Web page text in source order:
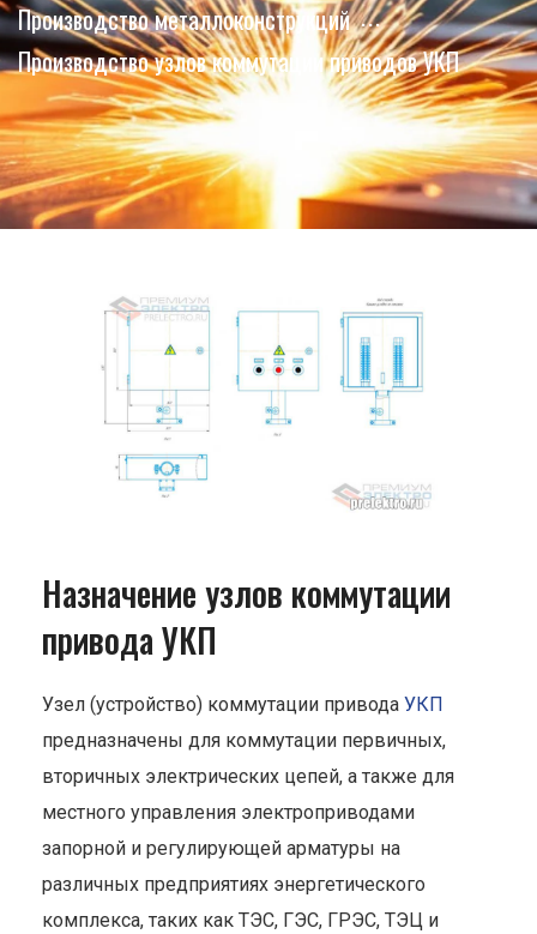
Производство металлоконструкций
Производство узлов коммутации приводов УКП
Назначение узлов коммутации
привода УКП
Узел (устройство) коммутации привода УКП
предназначены для коммутации первичных,
вторичных электрических цепей, а также для
местного управления электроприводами
запорной и регулирующей арматуры на
различных предприятиях энергетического
комплекса, таких как ТЭС, ГЭС, ГРЭС, ТЭЦ и